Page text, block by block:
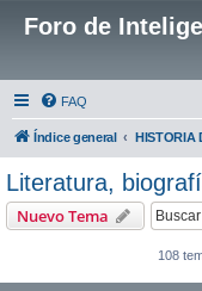
Foro de
FAQ
Índice general
Literatura,
Nuevo Tema
108